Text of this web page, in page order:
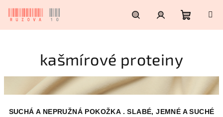
HledatPřihlášeníNákupní
kašmírové proteiny
SUCHÁ A NEPRUŽNÁ POKOŽKA . SLABÉ, JEMNÉ A SUCHÉ